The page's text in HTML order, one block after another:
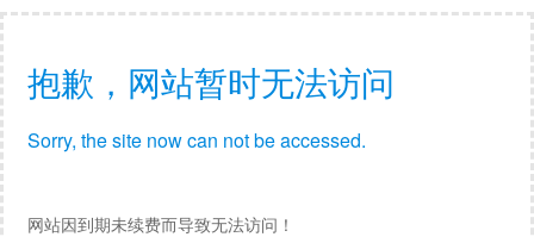
抱歉，网站暂时无法访问
Sorry, the site now can not be accessed.
网站因到期未续费而导致无法访问！